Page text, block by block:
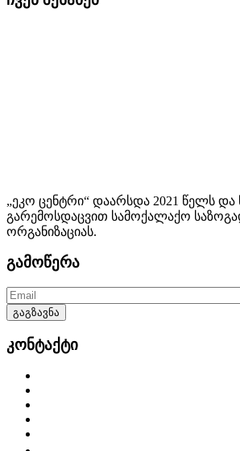
„ეკო ცენტრი“ დაარსდა 2021 წელს
გარემოსდაცვით სამოქალაქო
ორგანიზაციას.
გამოწერა
კონტაქტი